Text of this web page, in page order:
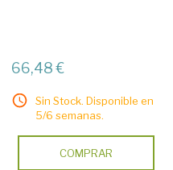
66,48 €
Sin Stock. Disponible en
5/6 semanas.
COMPRAR